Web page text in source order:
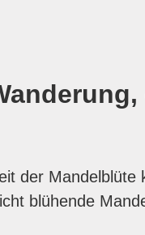
der Mandelblüte
blühende